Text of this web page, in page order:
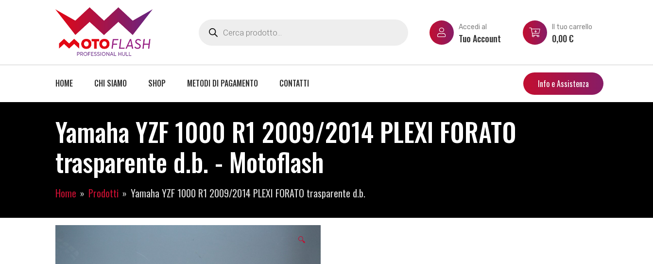
Accedi al
Tuo Account
Il tuo carrello
0,00€
HOME CHI SIAMO SHOP METODI DI PAGAMENTO CONTATTI Info e Assistenza
Yamaha YZF 1000 R1 2009/2014 PLEXI FORATO
trasparente d.b. - Motoflash
Home Prodotti Yamaha YZF 1000 R1 2009/2014 PLEXI FORATO trasparente d.b.
🔍